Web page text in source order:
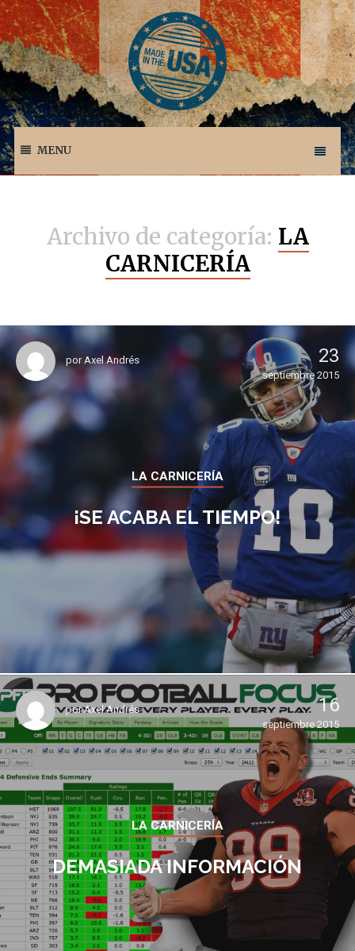
MENU
Archivo de categoría: LA
CARNICERÍA
porAxel Andrés 23
septiembre 2015
LA CARNICERÍA
¡SE ACABA EL TIEMPO!
porAxel Andrés 16
septiembre 2015
LA CARNICERÍA
DEMASIADA INFORMACIÓN